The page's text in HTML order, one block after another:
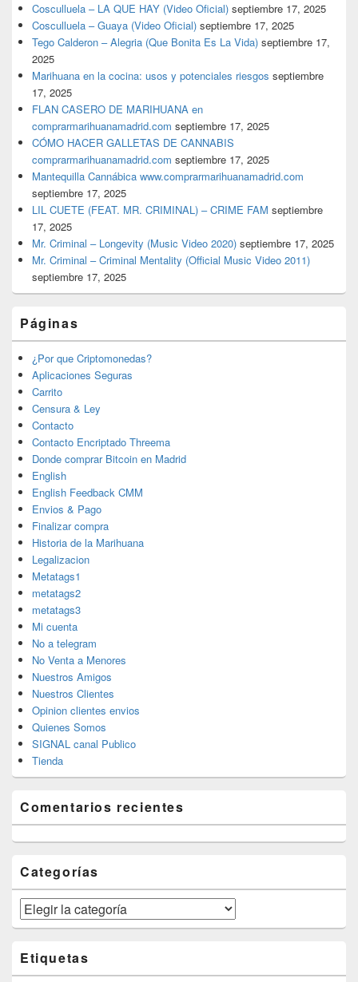
Cosculluela – LA QUE HAY (Video Oficial) septiembre 17, 2025
Cosculluela – Guaya (Video Oficial) septiembre 17, 2025
Tego Calderon – Alegria (Que Bonita Es La Vida) septiembre 17,
2025
Marihuana en la cocina: usos y potenciales riesgos septiembre
17, 2025
FLAN CASERO DE MARIHUANA en
comprarmarihuanamadrid.com septiembre 17, 2025
CÓMO HACER GALLETAS DE CANNABIS
comprarmarihuanamadrid.com septiembre 17, 2025
Mantequilla Cannábica www.comprarmarihuanamadrid.com
septiembre 17, 2025
LIL CUETE (FEAT. MR. CRIMINAL) – CRIME FAM septiembre
17, 2025
Mr. Criminal – Longevity (Music Video 2020) septiembre 17, 2025
Mr. Criminal – Criminal Mentality (Official Music Video 2011)
septiembre 17, 2025
Páginas
¿Por que Criptomonedas?
Aplicaciones Seguras
Carrito
Censura & Ley
Contacto
Contacto Encriptado Threema
Donde comprar Bitcoin en Madrid
English
English Feedback CMM
Envios & Pago
Finalizar compra
Historia de la Marihuana
Legalizacion
Metatags1
metatags2
metatags3
Mi cuenta
No a telegram
No Venta a Menores
Nuestros Amigos
Nuestros Clientes
Opinion clientes envios
Quienes Somos
SIGNAL canal Publico
Tienda
Comentarios recientes
Categorías
Categorías
Etiquetas